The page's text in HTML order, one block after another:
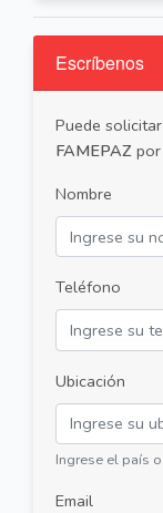
Escríbenos
Puede
FAMEPAZ
Nombre
Teléfono
Ubicación
Ingrese el país
Email